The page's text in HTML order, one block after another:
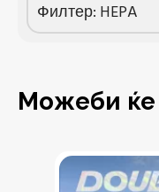
Филтер: HEPA
Можеби ќе